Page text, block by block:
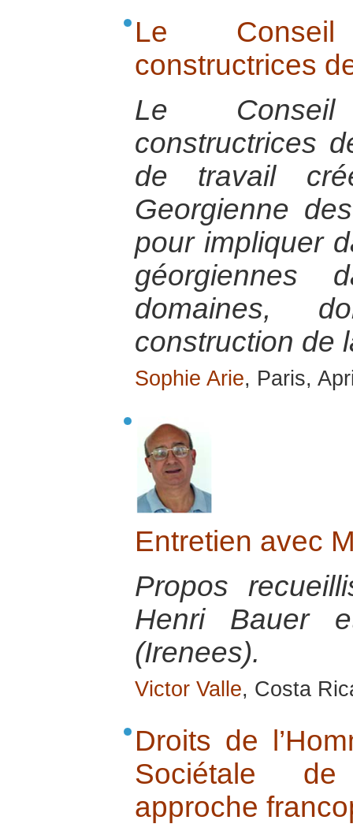
Le
constructrices
Le
constructrices
de travail
Georgienne
pour impliquer
géorgiennes
domaines,
construction de
Sophie Arie, Paris,
Entretien avec
Propos
Henri Bauer
(Irenees).
Victor Valle, Costa
Droits de
Sociétale de
approche